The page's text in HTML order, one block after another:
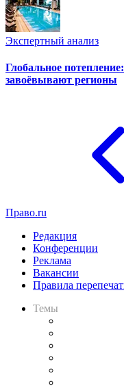
Экспертный анализ
Глобальное
завоёвывают регионы
Право.ru
Редакция
Конференции
Реклама
Вакансии
Правила
Темы